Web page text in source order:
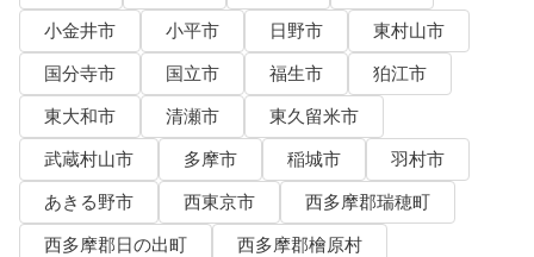
小金井市
小平市 日野市
東村山市
国分寺市
国立市 福生市
狛江市
東大和市
清瀬市
東久留米市
武蔵村山市
多摩市 稲城市
羽村市
あきる野市
西東京市
西多摩郡瑞穂町
西多摩郡日の出町
西多摩郡檜原村